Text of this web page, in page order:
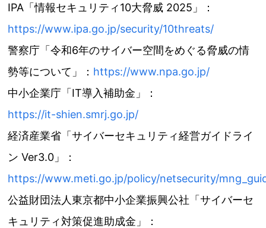
IPA「情報セキュリティ10大脅威 2025」：
https://www.ipa.go.jp/security/10threats/
警察庁「令和6年のサイバー空間をめぐる脅威の情
勢等について」： https://www.npa.go.jp/
中小企業庁「IT導入補助金」：
https://it-shien.smrj.go.jp/
経済産業省「サイバーセキュリティ経営ガイドライ
ン Ver3.0」：
https://www.meti.go.jp/policy/netsecurity/
公益財団法人東京都中小企業振興公社「サイバーセ
キュリティ対策促進助成金」：